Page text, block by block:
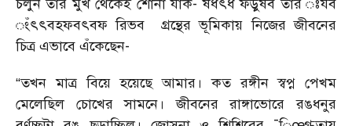
চলুন তার মুখ থেকেই শোনা যাক- ষধঁৎধ ফড়ুষব তার ঃযব
ংঁৎৎবহফবৎবফ রিভব গ্রন্থের ভূমিকায় নিজের জীবনের
চিত্র এভাবে এঁকেছেন-
“তখন মাত্র বিয়ে হয়েছে আমার। কত রঙ্গীন স্বপ্ন পেখম
মেলেছিল চোখের সামনে। জীবনের রাঙ্গাভোরে রঙধনুর